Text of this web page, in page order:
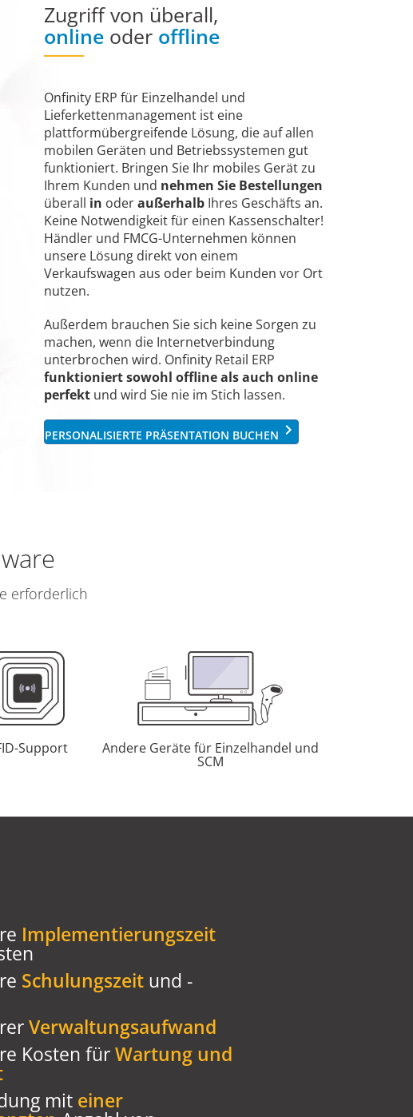
Zugriff von überall,
online oder offline
Onfinity ERP für Einzelhandel und
Lieferkettenmanagement ist eine
plattformübergreifende Lösung, die auf allen
mobilen Geräten und Betriebssystemen gut
funktioniert. Bringen Sie Ihr mobiles Gerät zu
Ihrem Kunden und nehmen Sie Bestellungen
überall in oderaußerhalb Ihres Geschäfts an.
Keine Notwendigkeit für einen Kassenschalter!
Händler und FMCG-Unternehmen können
unsere Lösung direkt von einem
Verkaufswagen aus oder beim Kunden vor Ort
nutzen.
Außerdem brauchen Sie sich keine Sorgen zu
machen, wenn die Internetverbindung
unterbrochen wird. Onfinity Retail ERP
funktioniert sowohl offline als auch online
perfekt und wird Sie nie im Stich lassen.
PERSONALISIERTE PRÄSENTATION BUCHEN keyboard_arrow_right
erforderlich
Support Andere Geräte für Einzelhandel und
SCM
Implementierungszeit
Schulungszeit und -
Verwaltungsaufwand
Kosten fürWartung und
mit einer